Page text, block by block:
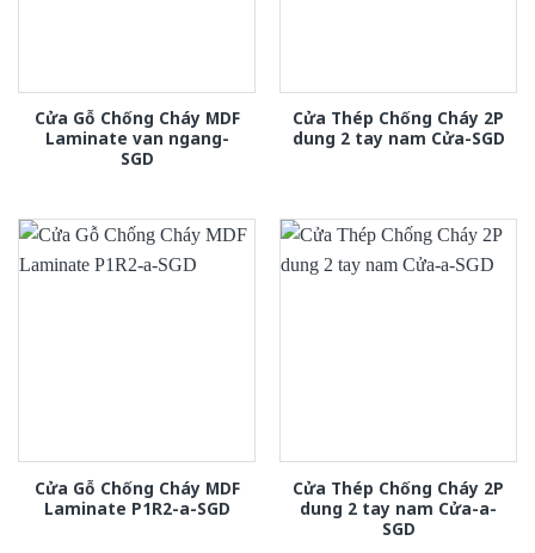
Cửa Gỗ Chống Cháy MDF
Laminate van ngang-
SGD
Cửa Thép Chống Cháy 2P
dung 2 tay nam Cửa-SGD
Cửa Gỗ Chống Cháy MDF
Laminate P1R2-a-SGD
Cửa Thép Chống Cháy 2P
dung 2 tay nam Cửa-a-
SGD